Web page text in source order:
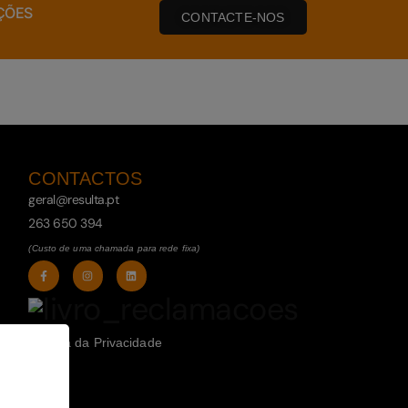
CONTACTE-NOS
CONTACTOS
geral@resulta.pt
263 650 394
(Custo de uma chamada para rede fixa)
Política da Privacidade